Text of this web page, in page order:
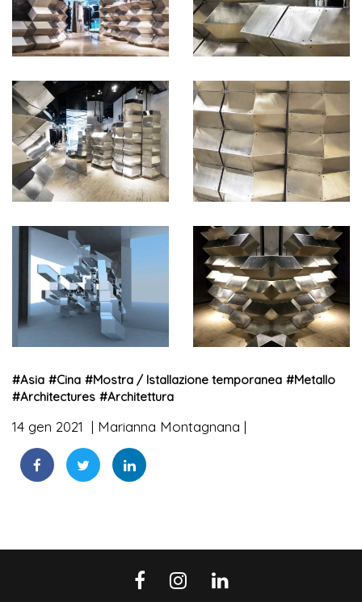
#Asia #Cina #Mostra / Istallazione temporanea #Metallo
#Architectures #Architettura
14 gen 2021 Marianna Montagnana